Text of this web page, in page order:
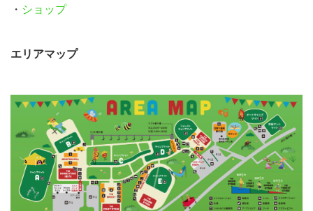
・ ショップ
エリアマップ